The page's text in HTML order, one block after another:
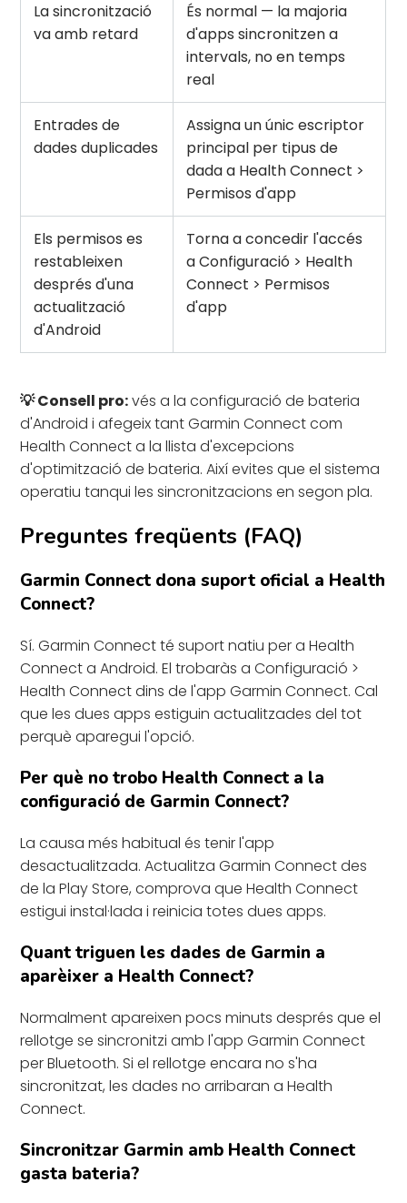
La sincronització
va amb retard
És normal — la majoria
d'apps sincronitzen a
intervals, no en temps
real
Entrades de
dades duplicades
Assigna un únic escriptor
principal per tipus de
dada a Health Connect >
Permisos d'app
Els permisos es
restableixen
després d'una
actualització
d'Android
Torna a concedir l'accés
a Configuració > Health
Connect > Permisos
d'app
💡 Consell pro:vés a la configuració de bateria
d'Android i afegeix tant Garmin Connect com
Health Connect a la llista d'excepcions
d'optimització de bateria. Així evites que el sistema
operatiu tanqui les sincronitzacions en segon pla.
Preguntes freqüents (FAQ)
Garmin Connect dona suport oficial a Health
Connect?
Sí. Garmin Connect té suport natiu per a Health
Connect a Android. El trobaràs a Configuració >
Health Connect dins de l'app Garmin Connect. Cal
que les dues apps estiguin actualitzades del tot
perquè aparegui l'opció.
Per què no trobo Health Connect a la
configuració de Garmin Connect?
La causa més habitual és tenir l'app
desactualitzada. Actualitza Garmin Connect des
de la Play Store, comprova que Health Connect
estigui instal·lada i reinicia totes dues apps.
Quant triguen les dades de Garmin a
aparèixer a Health Connect?
Normalment apareixen pocs minuts després que el
rellotge se sincronitzi amb l'app Garmin Connect
per Bluetooth. Si el rellotge encara no s'ha
sincronitzat, les dades no arribaran a Health
Connect.
Sincronitzar Garmin amb Health Connect
gasta bateria?